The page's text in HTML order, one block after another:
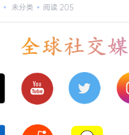
未分类 阅读 205